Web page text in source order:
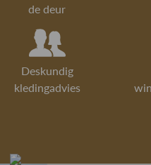
de deur
Deskundig
kledingadvies